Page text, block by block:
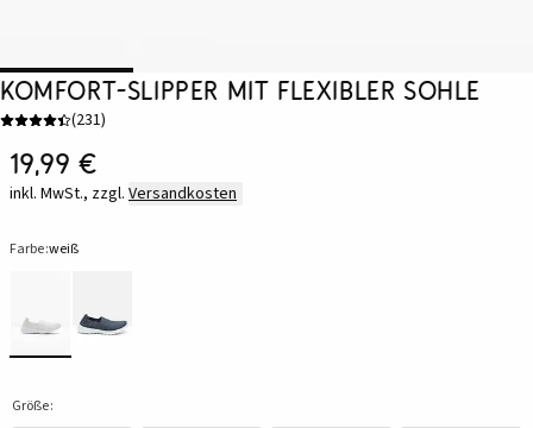
Komfort-Slipper mit flexibler Sohle
(231)
19,99 €
inkl. MwSt., zzgl. Versandkosten
Farbe:weiß
Größe: